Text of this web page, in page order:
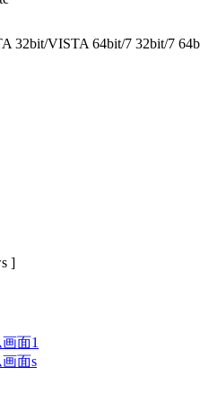
32bit/VISTA 64bit/7 32bit/7
]